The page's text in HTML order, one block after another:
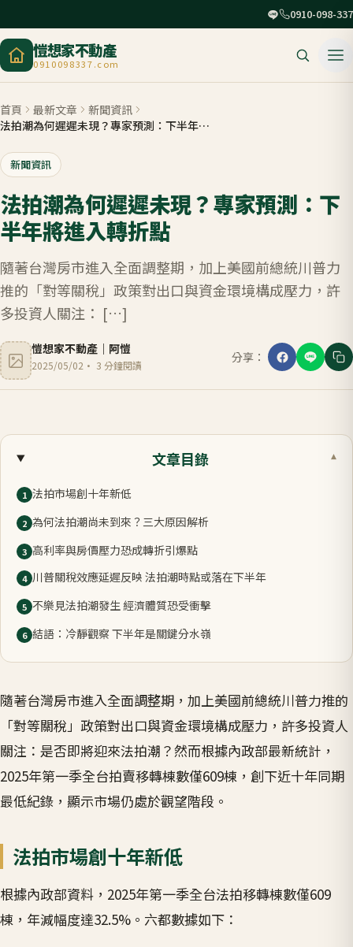
0910-098-337
愷想家不動產
0910098337.com
首頁 最新文章
新聞資訊
法拍潮為何遲遲未現？專家預測：下半年將進入轉折點
新聞資訊
法拍潮為何遲遲未現？專家預測：下
半年將進入轉折點
隨著台灣房市進入全面調整期，加上美國前總統川普力
推的「對等關稅」政策對出口與資金環境構成壓力，許
多投資人關注： […]
愷想家不動產 ｜ 阿愷
2025/05/02 · 3 分鐘閱讀
分享：
文章目錄 ▾
1 法拍市場創十年新低
2 為何法拍潮尚未到來？三大原因解析
3 高利率與房價壓力恐成轉折引爆點
4 川普關稅效應延遲反映 法拍潮時點或落在下半年
5 不樂見法拍潮發生 經濟體質恐受衝擊
6 結語：冷靜觀察 下半年是關鍵分水嶺
隨著台灣房市進入全面調整期，加上美國前總統川普力推的
「對等關稅」政策對出口與資金環境構成壓力，許多投資人
關注：是否即將迎來法拍潮？然而根據內政部最新統計，
2025年第一季全台拍賣移轉棟數僅609棟，創下近十年同期
最低紀錄，顯示市場仍處於觀望階段。
法拍市場創十年新低
根據內政部資料，2025年第一季全台法拍移轉棟數僅609
棟，年減幅度達32.5%。六都數據如下：